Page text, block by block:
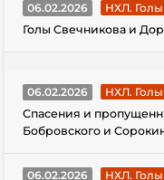
06.02.2026
НХЛ.
Голы Свечникова и
06.02.2026
НХЛ.
Спасения и
Бобровского и
06.02.2026
НХЛ.